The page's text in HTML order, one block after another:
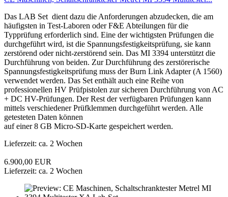
Das LAB Set dient dazu die Anforderungen abzudecken, die am
häufigsten in Test-Laboren oder F&E Abteilungen für die
Typprüfung erforderlich sind. Eine der wichtigsten Prüfungen die
durchgeführt wird, ist die Spannungsfestigkeitsprüfung, sie kann
zerstörend oder nicht-zerstörend sein. Das MI 3394 unterstützt die
Durchführung von beiden. Zur Durchführung des zerstörerische
Spannungsfestigkeitsprüfung muss der Burn Link Adapter (A 1560)
verwendet werden. Das Set enthält auch eine Reihe von
professionellen HV Prüfpistolen zur sicheren Durchführung von AC
+ DC HV-Prüfungen. Der Rest der verfügbaren Prüfungen kann
mittels verschiedener Prüfklemmen durchgeführt werden. Alle
getesteten Daten können
auf einer 8 GB Micro-SD-Karte gespeichert werden.
Lieferzeit: ca. 2 Wochen
6.900,00 EUR
Lieferzeit: ca. 2 Wochen